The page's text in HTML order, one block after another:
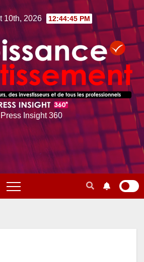
10th, 2026 12:44:46 PM
Press Insight 360